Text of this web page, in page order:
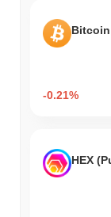
Bitcoin
-0.21%